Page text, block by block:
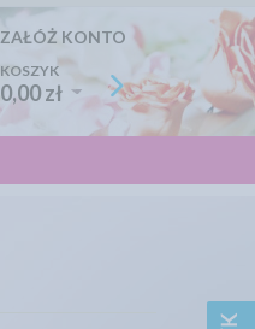
ZAŁÓŻ KONTO
KOSZYK
0,00 zł